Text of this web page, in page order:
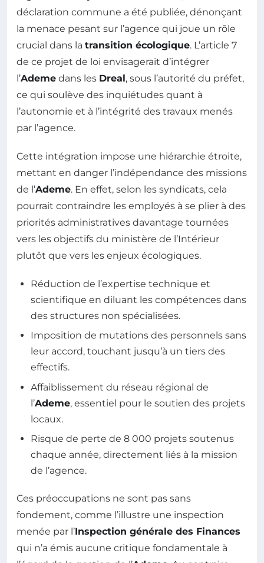
déclaration commune a été publiée, dénonçant
la menace pesant sur l’agence qui joue un rôle
crucial dans la transition écologique. L’article 7
de ce projet de loi envisagerait d’intégrer
l’Ademe dans les Dreal, sous l’autorité du préfet,
ce qui soulève des inquiétudes quant à
l’autonomie et à l’intégrité des travaux menés
par l’agence.
Cette intégration impose une hiérarchie étroite,
mettant en danger l’indépendance des missions
de l’Ademe. En effet, selon les syndicats, cela
pourrait contraindre les employés à se plier à des
priorités administratives davantage tournées
vers les objectifs du ministère de l’Intérieur
plutôt que vers les enjeux écologiques.
Réduction de l’expertise technique et
scientifique en diluant les compétences dans
des structures non spécialisées.
Imposition de mutations des personnels sans
leur accord, touchant jusqu’à un tiers des
effectifs.
Affaiblissement du réseau régional de
l’Ademe, essentiel pour le soutien des projets
locaux.
Risque de perte de 8 000 projets soutenus
chaque année, directement liés à la mission
de l’agence.
Ces préoccupations ne sont pas sans
fondement, comme l’illustre une inspection
menée par l’Inspection générale des Finances
qui n’a émis aucune critique fondamentale à